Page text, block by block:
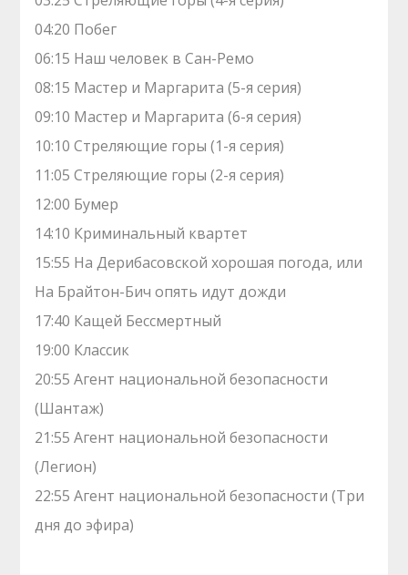
04:20 Побег
06:15 Наш человек в Сан-Ремо
08:15 Мастер и Маргарита (5-я серия)
09:10 Мастер и Маргарита (6-я серия)
10:10 Стреляющие горы (1-я серия)
11:05 Стреляющие горы (2-я серия)
12:00 Бумер
14:10 Криминальный квартет
15:55 На Дерибасовской хорошая погода, или
На Брайтон-Бич опять идут дожди
17:40 Кащей Бессмертный
19:00 Классик
20:55 Агент национальной безопасности
(Шантаж)
21:55 Агент национальной безопасности
(Легион)
22:55 Агент национальной безопасности (Три
дня до эфира)